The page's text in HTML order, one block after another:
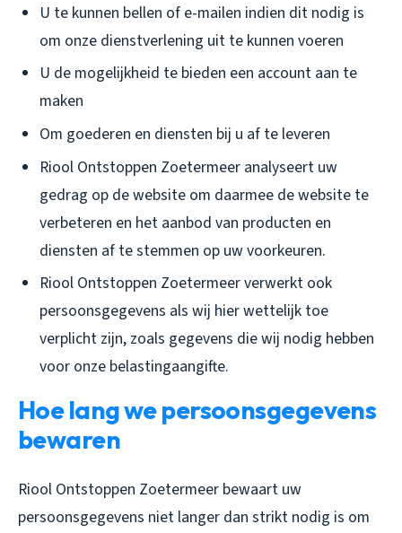
U te kunnen bellen of e-mailen indien dit nodig is
om onze dienstverlening uit te kunnen voeren
U de mogelijkheid te bieden een account aan te
maken
Om goederen en diensten bij u af te leveren
Riool Ontstoppen Zoetermeer analyseert uw
gedrag op de website om daarmee de website te
verbeteren en het aanbod van producten en
diensten af te stemmen op uw voorkeuren.
Riool Ontstoppen Zoetermeer verwerkt ook
persoonsgegevens als wij hier wettelijk toe
verplicht zijn, zoals gegevens die wij nodig hebben
voor onze belastingaangifte.
Hoe lang we persoonsgegevens
bewaren
Riool Ontstoppen Zoetermeer bewaart uw
persoonsgegevens niet langer dan strikt nodig is om